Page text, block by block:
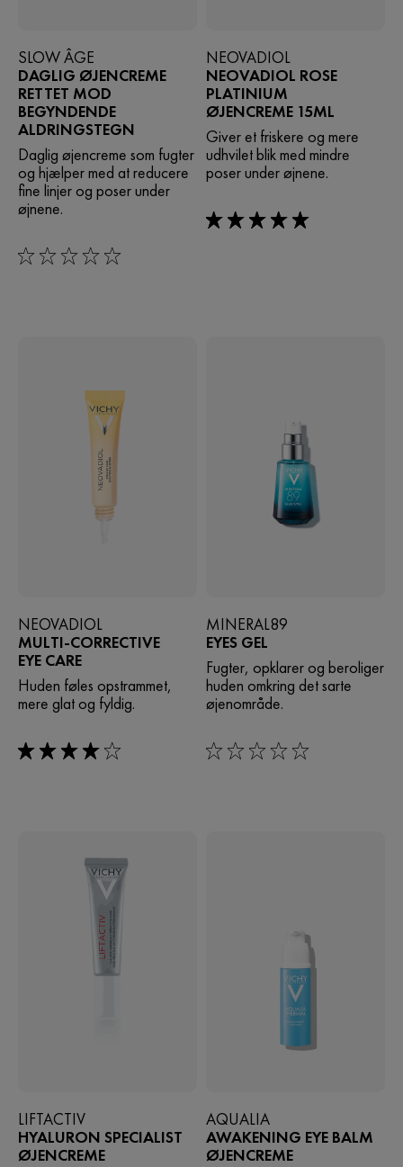
SLOW ÂGE
DAGLIG ØJENCREME
RETTET MOD
BEGYNDENDE
ALDRINGSTEGN
Daglig øjencreme som fugter
og hjælper med at reducere
fine linjer og poser under
øjnene.
0/5
NEOVADIOL
NEOVADIOL ROSE
PLATINIUM
ØJENCREME 15ML
Giver et friskere og mere
udhvilet blik med mindre
poser under øjnene.
5/5
NEOVADIOL
MULTI-CORRECTIVE
EYE CARE
Huden føles opstrammet,
mere glat og fyldig.
4/5
MINERAL89
EYES GEL
Fugter, opklarer og beroliger
huden omkring det sarte
øjenområde.
0/5
LIFTACTIV
HYALURON SPECIALIST
ØJENCREME
AQUALIA
AWAKENING EYE BALM
ØJENCREME